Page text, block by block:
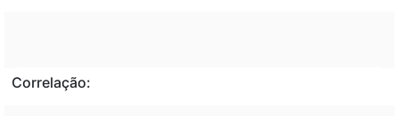
Correlação: